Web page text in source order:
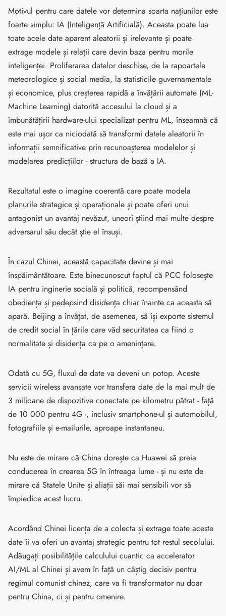
Motivul pentru care datele vor determina soarta națiunilor este
foarte simplu: IA (Inteligență Artificială). Aceasta poate lua
toate acele date aparent aleatorii și irelevante și poate
extrage modele și relații care devin baza pentru morile
inteligenței. Proliferarea datelor deschise, de la rapoartele
meteorologice și social media, la statisticile guvernamentale
și economice, plus creșterea rapidă a învățării automate (ML-
Machine Learning) datorită accesului la cloud și a
îmbunătățirii hardware-ului specializat pentru ML, înseamnă că
este mai ușor ca niciodată să transformi datele aleatorii în
informații semnificative prin recunoașterea modelelor și
modelarea predicțiilor - structura de bază a IA.
Rezultatul este o imagine coerentă care poate modela
planurile strategice și operaționale și poate oferi unui
antagonist un avantaj nevăzut, uneori știind mai multe despre
adversarul său decât știe el însuși.
În cazul Chinei, această capacitate devine și mai
înspăimântătoare. Este binecunoscut faptul că PCC folosește
IA pentru inginerie socială și politică, recompensând
obediența și pedepsind disidența chiar înainte ca aceasta să
apară. Beijing a învățat, de asemenea, să își exporte sistemul
de credit social în țările care văd securitatea ca fiind o
normalitate și disidența ca pe o amenințare.
Odată cu 5G, fluxul de date va deveni un potop. Aceste
servicii wireless avansate vor transfera date de la mai mult de
3 milioane de dispozitive conectate pe kilometru pătrat - față
de 10 000 pentru 4G -, inclusiv smartphone-ul și automobilul,
fotografiile și e-mailurile, aproape instantaneu.
Nu este de mirare că China dorește ca Huawei să preia
conducerea în crearea 5G în întreaga lume - și nu este de
mirare că Statele Unite și aliații săi mai sensibili vor să
împiedice acest lucru.
Acordând Chinei licența de a colecta și extrage toate aceste
date îi va oferi un avantaj strategic pentru tot restul secolului.
Adăugați posibilitățile calculului cuantic ca accelerator
AI/ML al Chinei și avem în față un câștig decisiv pentru
regimul comunist chinez, care va fi transformator nu doar
pentru China, ci și pentru omenire.